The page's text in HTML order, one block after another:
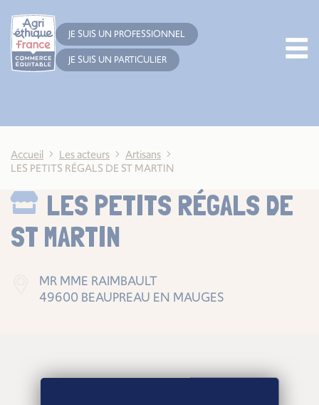
JE SUIS UN PROFESSIONNEL
JE SUIS UN PARTICULIER
Accueil Les acteurs
Artisans
LES PETITS RÉGALS DE ST MARTIN
LES PETITS RÉGALS DE
ST MARTIN
MR MME RAIMBAULT
49600 BEAUPREAU EN MAUGES